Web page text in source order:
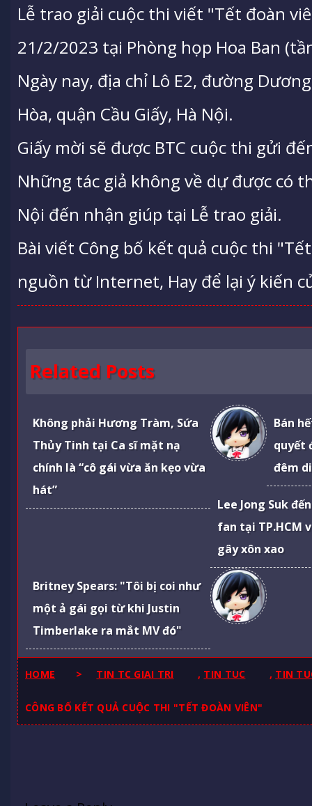
Lễ trao giải cuộc thi viết "Tết đoàn
21/2/2023 tại Phòng họp Hoa Ban
Ngày nay, địa chỉ Lô E2, đường
Hòa, quận Cầu Giấy, Hà Nội.
Giấy mời sẽ được BTC cuộc thi gửi
Những tác giả không về dự được có
Nội đến nhận giúp tại Lễ trao giải.
Bài viết Công bố kết quả cuộc thi
nguồn từ Internet, Hay để lại ý kiến
Related Posts
Không phải Hương Tràm, Sứa
Thủy Tinh tại Ca sĩ mặt nạ
chính là “cô gái vừa ăn kẹo vừa
hát”
Bán
quyết
đêm
Lee Jong Suk
fan tại TP.HCM
gây xôn xao
Britney Spears: "Tôi bị coi như
một ả gái gọi từ khi Justin
Timberlake ra mắt MV đó"
HOME > TIN TC GIAI TRI , TIN TUC , TIN
CÔNG BỐ KẾT QUẢ CUỘC THI "TẾT ĐOÀN VIÊN"